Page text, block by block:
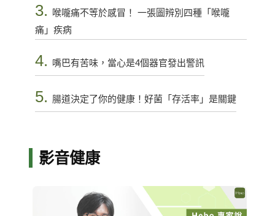
3. 喉嚨痛不等於感冒！ 一張圖辨別四種「喉嚨
痛」疾病
4. 嘴巴有苦味，當心是4個器官發出警訊
5. 腸道決定了你的健康！好菌「存活率」是關鍵
影音健康